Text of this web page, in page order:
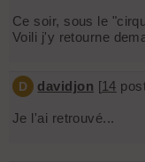
Ce soir, sous le
Voili j'y retourne
D davidjon [14
Je l'ai retrouvé...